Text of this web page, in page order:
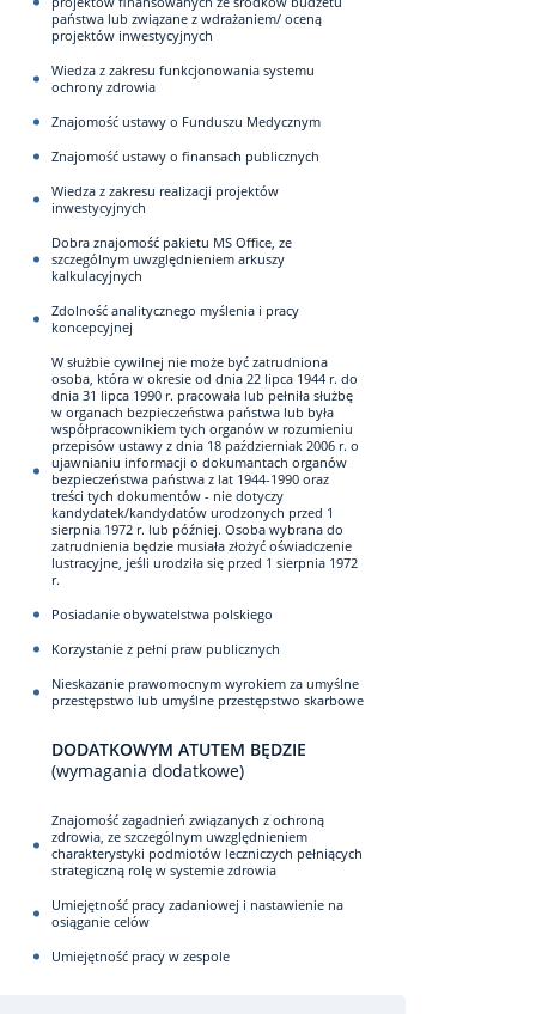
państwa lub związane z wdrażaniem/ oceną
projektów inwestycyjnych
Wiedza z zakresu funkcjonowania systemu
ochrony zdrowia
Znajomość ustawy o Funduszu Medycznym
Znajomość ustawy o finansach publicznych
Wiedza z zakresu realizacji projektów
inwestycyjnych
Dobra znajomość pakietu MS Office, ze
szczególnym uwzględnieniem arkuszy
kalkulacyjnych
Zdolność analitycznego myślenia i pracy
koncepcyjnej
W służbie cywilnej nie może być zatrudniona
osoba, która w okresie od dnia 22 lipca 1944 r. do
dnia 31 lipca 1990 r. pracowała lub pełniła służbę
w organach bezpieczeństwa państwa lub była
współpracownikiem tych organów w rozumieniu
przepisów ustawy z dnia 18 październiak 2006 r. o
ujawnianiu informacji o dokumantach organów
bezpieczeństwa państwa z lat 1944-1990 oraz
treści tych dokumentów - nie dotyczy
kandydatek/kandydatów urodzonych przed 1
sierpnia 1972 r. lub później. Osoba wybrana do
zatrudnienia będzie musiała złożyć oświadczenie
lustracyjne, jeśli urodziła się przed 1 sierpnia 1972
r.
Posiadanie obywatelstwa polskiego
Korzystanie z pełni praw publicznych
Nieskazanie prawomocnym wyrokiem za umyślne
przestępstwo lub umyślne przestępstwo skarbowe
DODATKOWYM ATUTEM BĘDZIE
(wymagania dodatkowe)
Znajomość zagadnień związanych z ochroną
zdrowia, ze szczególnym uwzględnieniem
charakterystyki podmiotów leczniczych pełniących
strategiczną rolę w systemie zdrowia
Umiejętność pracy zadaniowej i nastawienie na
osiąganie celów
Umiejętność pracy w zespole